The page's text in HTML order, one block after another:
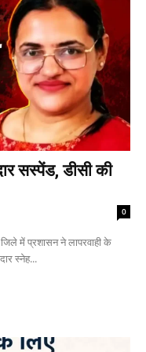
सस्पेंड, डीसी की
0
में प्रशासन ने लापरवाही के
स्नेह...